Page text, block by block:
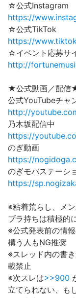
☆公式Instagram
https://
☆公式TikTok
https://
☆イベント応募サ
http://
★公式動画／配信
公式YouTubeチャ
http://
乃木坂配信中
https://
のぎ動画
https://
のぎモバステーシ
https://
※粘着荒らし、メ
ブラ持ちは積極的
※公式発表前の情
構う人もNG推奨
※スレッド内の書
載禁止
※次スレは>>900
立てられない、も